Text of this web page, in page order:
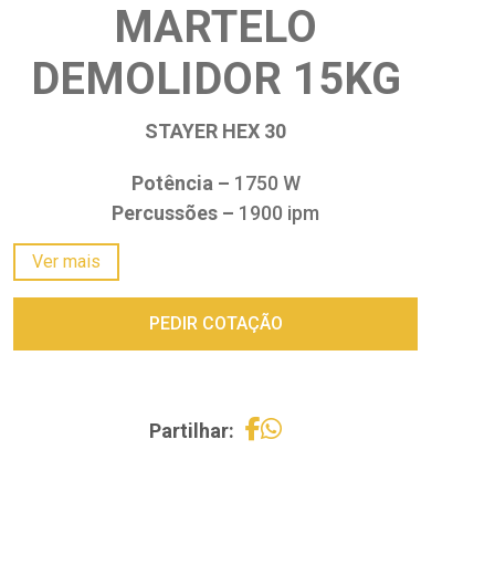
MARTELO
DEMOLIDOR 15KG
STAYER HEX 30
Potência – 1750 W
Percussões – 1900 ipm
Energia de percussão –
Ver mais
PEDIR COTAÇÃO
Partilhar: